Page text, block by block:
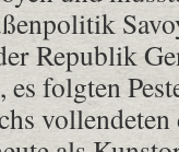
Republik
es folgten
vollendeten